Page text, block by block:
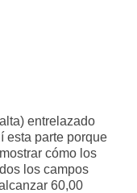
entrelazado
esta parte porque
cómo los
los campos
60,00